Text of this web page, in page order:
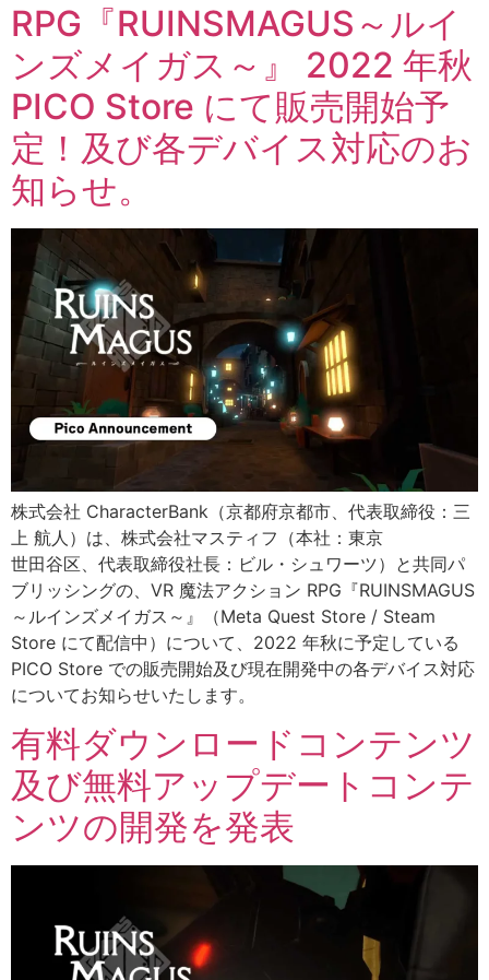
RPG『RUINSMAGUS～ルイ
ンズメイガス～』 2022 年秋
PICO Store にて販売開始予
定！及び各デバイス対応のお
知らせ。
株式会社 CharacterBank（京都府京都市、代表取締役：三
上 航人）は、株式会社マスティフ（本社：東京
世田谷区、代表取締役社長：ビル・シュワーツ）と共同パ
ブリッシングの、VR 魔法アクション RPG『RUINSMAGUS
～ルインズメイガス～』（Meta Quest Store / Steam
Store にて配信中）について、2022 年秋に予定している
PICO Store での販売開始及び現在開発中の各デバイス対応
についてお知らせいたします。
有料ダウンロードコンテンツ
及び無料アップデートコンテ
ンツの開発を発表